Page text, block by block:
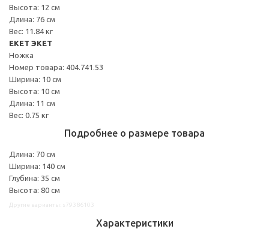
Высота: 12 см
Длина: 76 см
Вес: 11.84 кг
EKET ЭКЕТ
Ножка
Номер товара: 404.741.53
Ширина: 10 см
Высота: 10 см
Длина: 11 см
Вес: 0.75 кг
Подробнее о размере товара
Длина: 70 см
Ширина: 140 см
Глубина: 35 см
Высота: 80 см
Характеристики